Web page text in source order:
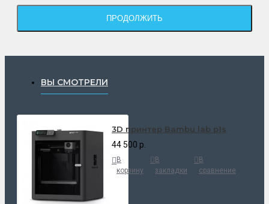
ПРОДОЛЖИТЬ
ВЫ СМОТРЕЛИ
3D принтер Bambu lab p1s
44 500 р.
В
корзину
В
закладки
В
сравнение